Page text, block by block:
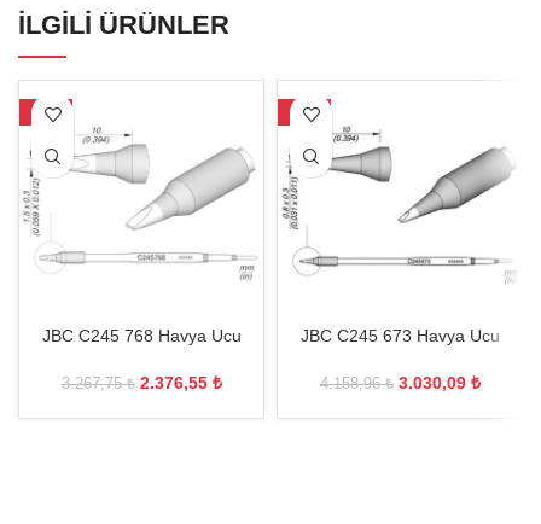
İLGILI ÜRÜNLER
-27%
JBC C245 768 Havya Ucu
3.267,75₺ 2.376,55 ₺
-27%
JBC C245 673 Havya Ucu
4.158,96₺ 3.030,09 ₺